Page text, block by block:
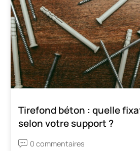
Tirefond béton : quelle
selon votre support ?
0 commentaires